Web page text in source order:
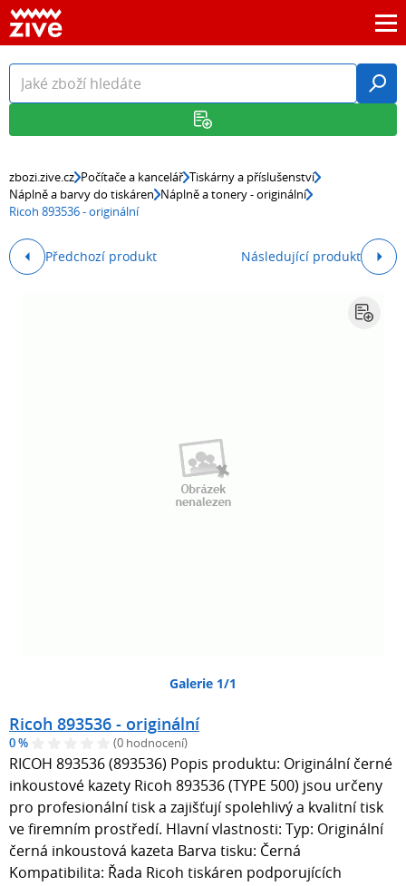
zbozi.zive.cz Počítače a kancelář Tiskárny a příslušenství
Náplně a barvy do tiskáren Náplně a tonery - originální
Ricoh 893536 - originální
Předchozí produkt Následující produkt
Galerie 1/1
Ricoh 893536 - originální
0 % (0 hodnocení)
RICOH 893536 (893536) Popis produktu: Originální černé
inkoustové kazety Ricoh 893536 (TYPE 500) jsou určeny
pro profesionální tisk a zajišťují spolehlivý a kvalitní tisk
ve firemním prostředí. Hlavní vlastnosti: Typ: Originální
černá inkoustová kazeta Barva tisku: Černá
Kompatibilita: Řada Ricoh tiskáren podporujících